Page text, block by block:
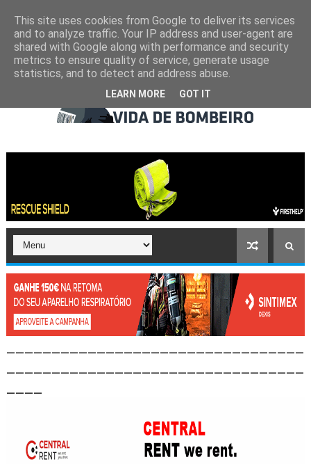
This site uses cookies from Google to deliver its services
and to analyze traffic. Your IP address and user-agent are
shared with Google along with performance and security
metrics to ensure quality of service, generate usage
statistics, and to detect and address abuse.
LEARN MORE GOT IT